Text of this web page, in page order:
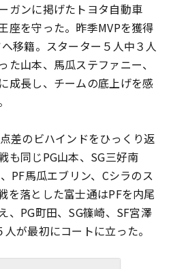
ガンに掲げたトヨタ自動車
座を守った。昨季MVPを獲得
移籍。スターター５人中３人
た山本、馬瓜ステファニー、
成長し、チームの底上げを感
差のビハインドをひっくり返
も同じPG山本、SG三好南
PF馬瓜エブリン、Cシラのス
を落とした富士通はPFを内尾
、PG町田、SG篠崎、SF宮澤
が最初にコートに立った。